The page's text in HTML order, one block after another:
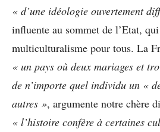
« d’une idéologie ouvertement
influente au sommet de l’Etat,
multiculturalisme pour tous. La
« un pays où deux mariages et
de n’importe quel individu un «
autres », argumente notre chère
« l’histoire confère à certaines